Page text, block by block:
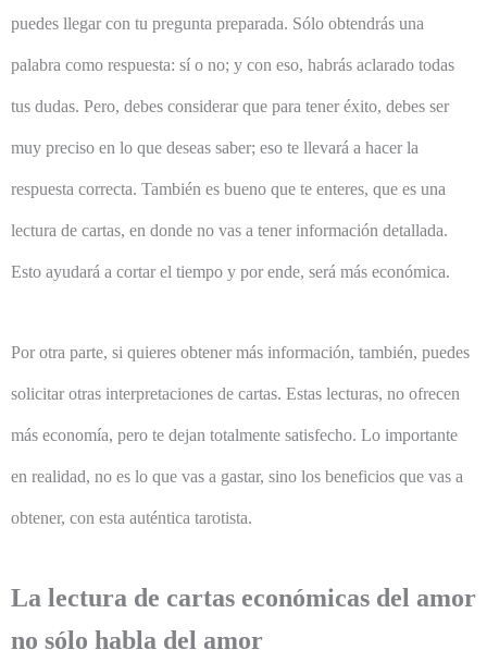
puedes llegar con tu pregunta preparada. Sólo obtendrás una
palabra como respuesta: sí o no; y con eso, habrás aclarado todas
tus dudas. Pero, debes considerar que para tener éxito, debes ser
muy preciso en lo que deseas saber; eso te llevará a hacer la
respuesta correcta. También es bueno que te enteres, que es una
lectura de cartas, en donde no vas a tener información detallada.
Esto ayudará a cortar el tiempo y por ende, será más económica.
Por otra parte, si quieres obtener más información, también, puedes
solicitar otras interpretaciones de cartas. Estas lecturas, no ofrecen
más economía, pero te dejan totalmente satisfecho. Lo importante
en realidad, no es lo que vas a gastar, sino los beneficios que vas a
obtener, con esta auténtica tarotista.
La lectura de cartas económicas del amor
no sólo habla del amor